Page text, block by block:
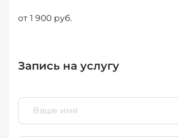
от 1 900 руб.
Запись на услугу